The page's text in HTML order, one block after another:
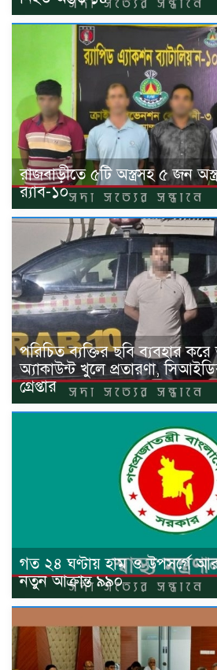
রাজবাড়ীতে ৫টি অস্ত্রসহ ৫ জন
র‍্যাব-১০
পরিচিত ব্যক্তির ছবি ব্যবহার
অ্যাকাউন্ট খুলে প্রতারণা,
গ্রেপ্তার
গত ২৪ ঘণ্টায় হাম ও উপসর্গে
নতুন আক্রান্ত ৯৯০